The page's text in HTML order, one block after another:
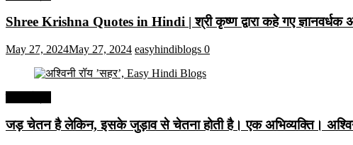
Shree Krishna Quotes in Hindi | श्री कृष्ण द्वारा कहे गए ज्ञानवर्धक
May 27, 2024May 27, 2024 easyhindiblogs 0
जड़ चेतन है लेकिन, इसके जुड़ाव से चेतना होती है। एक अभिव्यक्ति।